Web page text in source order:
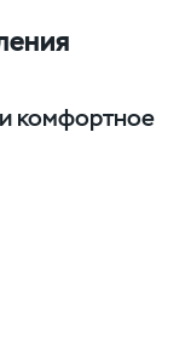
комфортное